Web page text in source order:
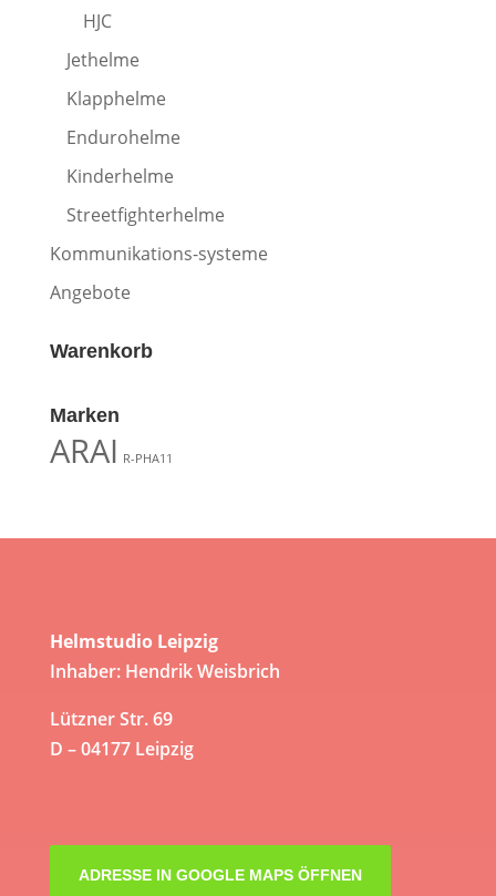
HJC
Jethelme
Klapphelme
Endurohelme
Kinderhelme
Streetfighterhelme
Kommunikations-systeme
Angebote
Warenkorb
Marken
ARAI R-PHA11
Helmstudio Leipzig
Inhaber: Hendrik Weisbrich
Lützner Str. 69
D – 04177 Leipzig
ADRESSE IN GOOGLE MAPS ÖFFNEN